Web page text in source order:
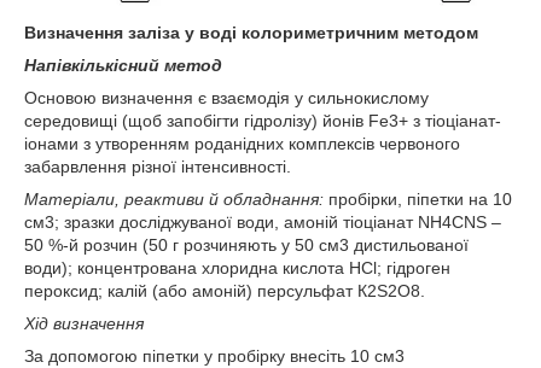
Визначення заліза у воді колориметричним методом
Напівкількісний метод
Основою визначення є взаємодія у сильнокислому
середовищі (щоб запобігти гідролізу) йонів Fe3+ з тіоціанат-
іонами з утворенням роданідних комплексів червоного
забарвлення різної інтенсивності.
Матеріали, реактиви й обладнання: пробірки, піпетки на 10
см3; зразки досліджуваної води, амоній тіоціанат NН4СNS –
50 %-й розчин (50 г розчиняють у 50 см3 дистильованої
води); концентрована хлоридна кислота НCl; гідроген
пероксид; калій (або амоній) персульфат К2S2O8.
Хід визначення
За допомогою піпетки у пробірку внесіть 10 см3